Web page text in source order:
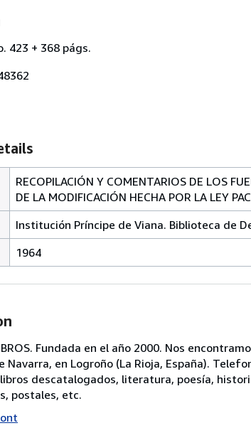
423 + 368 págs.
RECOPILACIÓN Y COMENTARIOS DE LOS
DE LA MODIFICACIÓN HECHA POR LA LEY
Institución Príncipe de Viana. Biblioteca de
1964
Fundada en el año 2000. Nos
Navarra, en Logroño (La Rioja, España).
descatalogados, literatura, poesía,
postales, etc.